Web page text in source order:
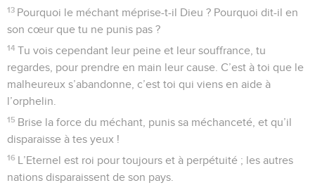
13 Pourquoi le méchant méprise-t-il Dieu ? Pourquoi dit-il en
son cœur que tu ne punis pas ?
14 Tu vois cependant leur peine et leur souffrance, tu
regardes, pour prendre en main leur cause. C’est à toi que le
malheureux s’abandonne, c’est toi qui viens en aide à
l’orphelin.
15 Brise la force du méchant, punis sa méchanceté, et qu’il
disparaisse à tes yeux !
16 L’Eternel est roi pour toujours et à perpétuité ; les autres
nations disparaissent de son pays.